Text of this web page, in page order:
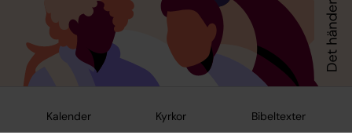
Kalender Kyrkor Bibeltexter